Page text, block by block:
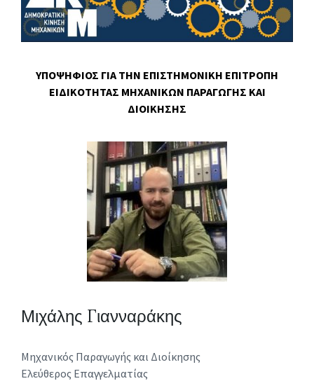
ΥΠΟΨΗΦΙΟΣ ΓΙΑ ΤΗΝ ΕΠΙΣΤΗΜΟΝΙΚΗ ΕΠΙΤΡΟΠΗ
ΕΙΔΙΚΟΤΗΤΑΣ ΜΗΧΑΝΙΚΩΝ ΠΑΡΑΓΩΓΗΣ ΚΑΙ
ΔΙΟΙΚΗΣΗΣ
Μιχάλης Γιανναράκης
Μηχανικός Παραγωγής και Διοίκησης
Ελεύθερος Επαγγελματίας